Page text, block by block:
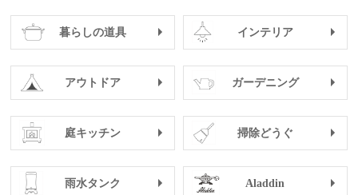
暮らしの道具 インテリア
アウトドア ガーデニング
庭キッチン 掃除どうぐ
雨水タンク Aladdin